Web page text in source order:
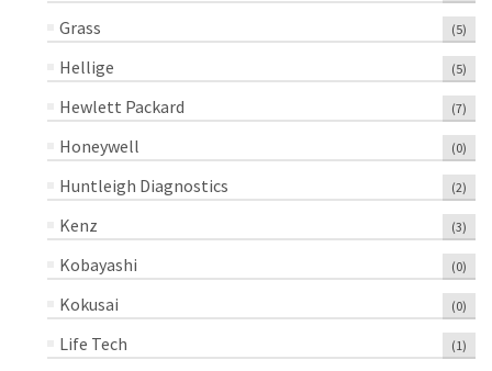
Grass (5)
Hellige (5)
Hewlett Packard (7)
Honeywell (0)
Huntleigh Diagnostics (2)
Kenz (3)
Kobayashi (0)
Kokusai (0)
Life Tech (1)